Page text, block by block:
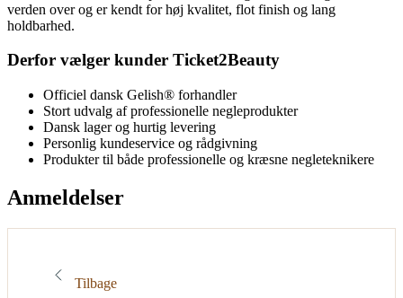
verden over og er kendt for høj kvalitet, flot finish og lang
holdbarhed.
Derfor vælger kunder Ticket2Beauty
Officiel dansk Gelish® forhandler
Stort udvalg af professionelle negleprodukter
Dansk lager og hurtig levering
Personlig kundeservice og rådgivning
Produkter til både professionelle og kræsne negleteknikere
Anmeldelser
Tilbage